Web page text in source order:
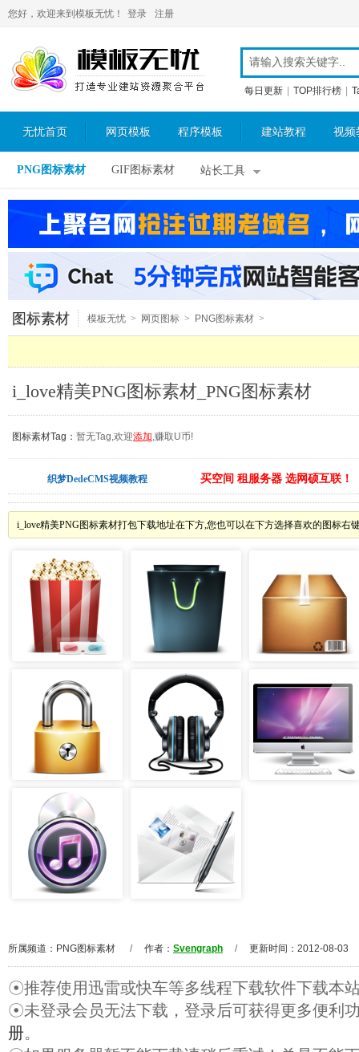
您好，欢迎来到模板无忧！ 登录 注册
每日更新 TOP排行榜
无忧首页 网页模板 程序模板 建站教程 视频
PNG图标素材 GIF图标素材 站长工具
图标素材 模板无忧 > 网页图标 > PNG图标素材 >
i_love精美PNG图标素材_PNG图标素材
图标素材Tag： 暂无Tag,欢迎添加,赚取U币!
织梦DedeCMS视频教程 买空间 租服务器 选网硕互联！
i_love精美PNG图标素材打包下载地址在下方,您也可以在下方选择喜欢的图标右
所属频道： PNG图标素材 / 作者： Svengraph / 更新时间：2012-08-03
☉推荐使用迅雷或快车等多线程下载软件下载本
☉未登录会员无法下载，登录后可获得更多便利
册。